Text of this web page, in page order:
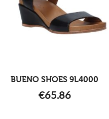
BUENO SHOES 9L4000
€65.86